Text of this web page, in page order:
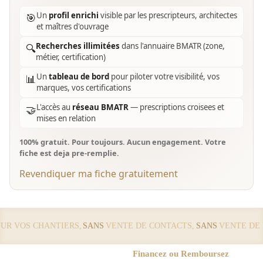
🎯Un profil enrichi visible par les prescripteurs, architectes
et maîtres d'ouvrage
🔍Recherches illimitées dans l'annuaire BMATR (zone,
métier, certification)
📊Untableau de bord pour piloter votre visibilité, vos
marques, vos certifications
🤝L'accès au réseau BMATR— prescriptions croisees et
mises en relation
100% gratuit. Pour toujours. Aucun engagement. Votre
fiche est deja pre-remplie.
Revendiquer ma fiche gratuitement
VOS CHANTIERS, SANSVENTE DE CONTACTS,SANSVENTE DE
Financez ou Remboursez